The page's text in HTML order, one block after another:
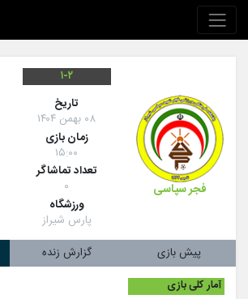
فجر سپاسی
۱-۲
تاريخ
۰۸ بهمن ۱۴۰۴
زمان بازی
۱۵:۰۰
تعداد تماشاگر
۰
ورزشگاه
پارس شیراز
پیش بازی گزارش زنده
آمار کلی بازی